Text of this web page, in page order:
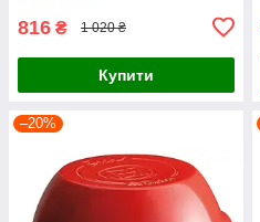
816 ₴ 1 020 ₴
Купити
–20%